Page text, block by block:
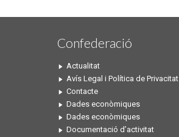
Confederació
Actualitat
Avís Legal i Política de Privacitat
Contacte
Dades econòmiques
Dades econòmiques
Documentació d’activitat